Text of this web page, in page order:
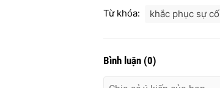
Từ khóa: khắc phục sự cố
Bình luận (0)